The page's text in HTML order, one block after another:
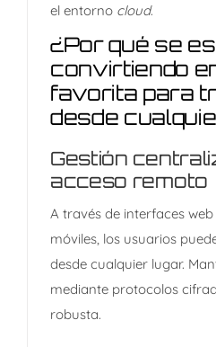
el entorno cloud.
¿Por qué se
convirtiendo
favorita para
desde
Gestión
acceso remoto
A través de interfaces
móviles, los usuarios
desde cualquier lugar.
mediante protocolos
robusta.